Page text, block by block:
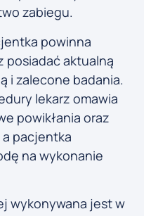
zabiegu.
powinna
posiadać aktualną
i zalecone badania.
lekarz omawia
powikłania oraz
pacjentka
na wykonanie
wykonywana jest w